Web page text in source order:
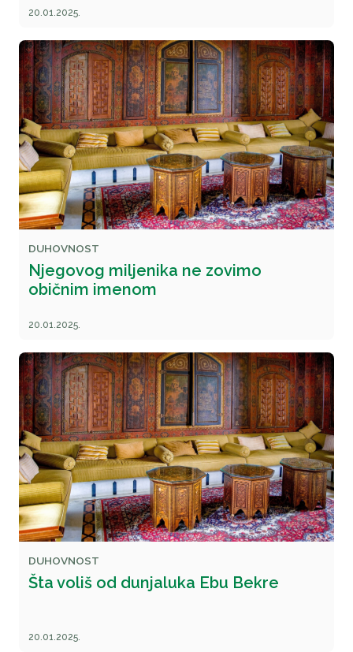
20.01.2025.
DUHOVNOST
Njegovog miljenika ne zovimo
običnim imenom
20.01.2025.
DUHOVNOST
Šta voliš od dunjaluka Ebu Bekre
20.01.2025.